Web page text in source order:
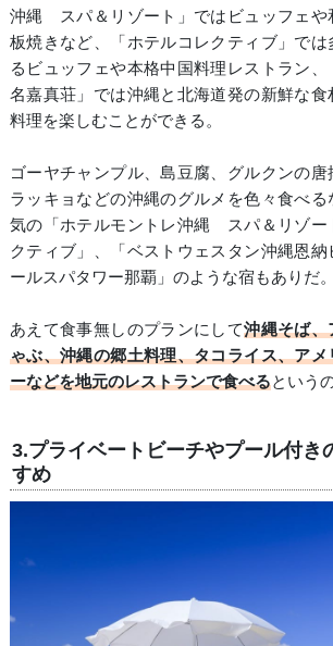
沖縄 スパ＆リゾート」ではビュッフェや
板焼きなど、「ホテルコレクティブ」では
るビュッフェや本格中国料理レストラン
名嘉真荘」では沖縄と北海道発の新鮮な
料理を楽しむことができる。
ゴーヤチャンプル、島豆腐、グルクンの
ラッキョなどの沖縄のグルメを色々食べる
気の「ホテルモントレ沖縄 スパ＆リゾー
クティブ」、「ベストウェスタン沖縄恩
ールスパタワー那覇」のような宿もありだ。
あえて食事無しのプランにして沖縄そば、
ゃぶ、沖縄の郷土料理、タコライス、ア
ーなどを地元のレストランで食べるという
3.プライベートビーチやプール付き
すめ